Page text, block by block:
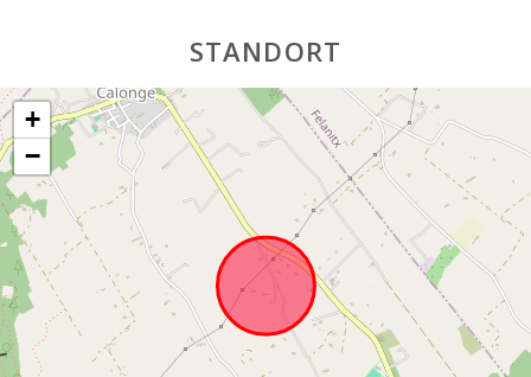
Vergnügungspark
- Palma
Aquarium (km):
Marineland
Mallorca (km):
Strand Son Baulo
(km):
Strand von Can
Picafort (km):
STANDORT
+
−